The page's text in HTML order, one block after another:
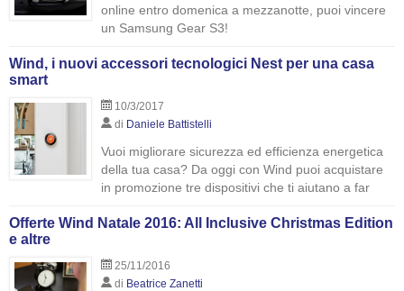
online entro domenica a mezzanotte, puoi vincere
un Samsung Gear S3!
Wind, i nuovi accessori tecnologici Nest per una casa
smart
10/3/2017
di Daniele Battistelli
Vuoi migliorare sicurezza ed efficienza energetica
della tua casa? Da oggi con Wind puoi acquistare
in promozione tre dispositivi che ti aiutano a far
Offerte Wind Natale 2016: All Inclusive Christmas Edition
e altre
25/11/2016
di Beatrice Zanetti